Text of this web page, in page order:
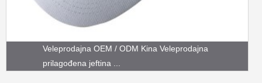
Veleprodajna OEM / ODM Kina Veleprodajna
prilagođena jeftina ...